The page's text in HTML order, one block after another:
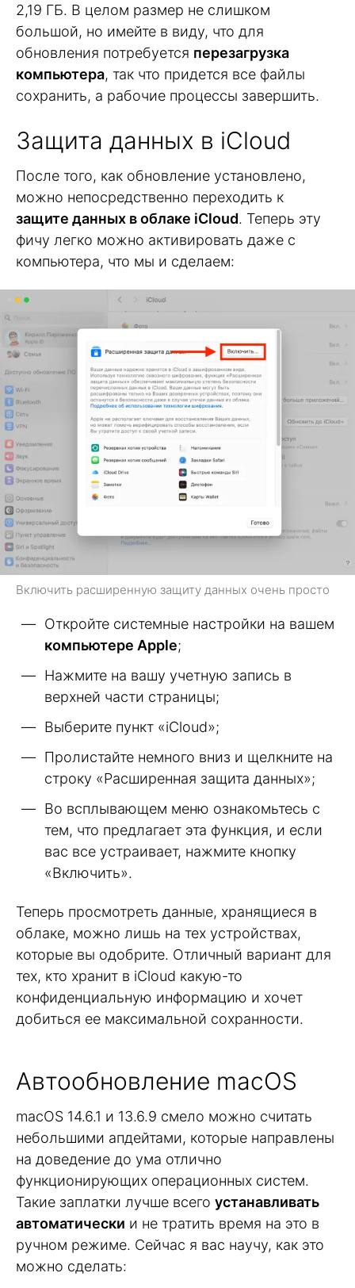
2,19 ГБ. В целом размер не слишком
большой, но имейте в виду, что для
обновления потребуется перезагрузка
компьютера, так что придется все файлы
сохранить, а рабочие процессы завершить.
Защита данных в iCloud
После того, как обновление установлено,
можно непосредственно переходить к
защите данных в облаке iCloud. Теперь эту
фичу легко можно активировать даже с
компьютера, что мы и сделаем:
Включить расширенную защиту данных очень просто
Откройте системные настройки на вашем
компьютере Apple;
Нажмите на вашу учетную запись в
верхней части страницы;
Выберите пункт «iCloud»;
Пролистайте немного вниз и щелкните на
строку «Расширенная защита данных»;
Во всплывающем меню ознакомьтесь с
тем, что предлагает эта функция, и если
вас все устраивает, нажмите кнопку
«Включить».
Теперь просмотреть данные, хранящиеся в
облаке, можно лишь на тех устройствах,
которые вы одобрите. Отличный вариант для
тех, кто хранит в iCloud какую-то
конфиденциальную информацию и хочет
добиться ее максимальной сохранности.
Автообновление macOS
macOS 14.6.1 и 13.6.9 смело можно считать
небольшими апдейтами, которые направлены
на доведение до ума отлично
функционирующих операционных систем.
Такие заплатки лучше всего устанавливать
автоматически и не тратить время на это в
ручном режиме. Сейчас я вас научу, как это
можно сделать: